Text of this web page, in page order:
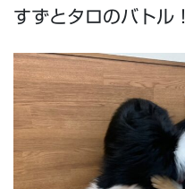
すずとタロのバトル！